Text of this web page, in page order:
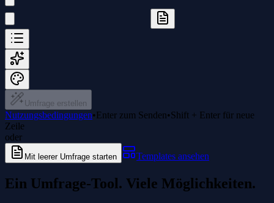
Umfrage erstellen
Nutzungsbedingungen•Enter zum Senden•Shift + Enter für neue
Zeile
oder
Mit leerer Umfrage starten Templates ansehen
Ein Umfrage-Tool. Viele Möglichkeiten.